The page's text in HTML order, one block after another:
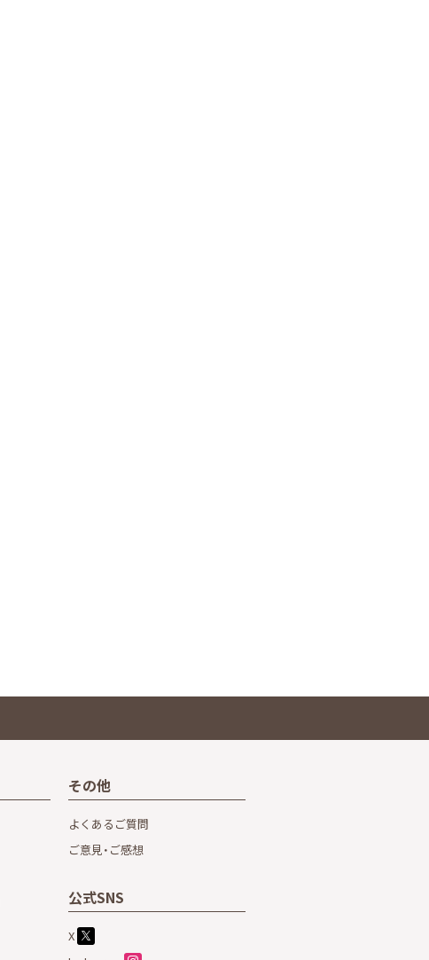
その他
よくあるご質問
ご意見・ご感想
公式SNS
X